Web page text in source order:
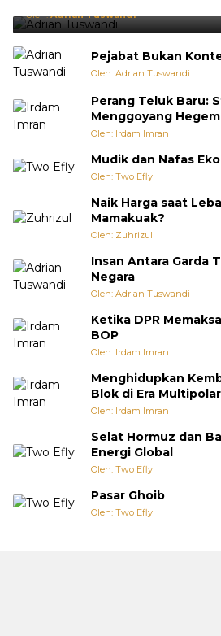
Oleh:Adrian Tuswandi
Pejabat Bukan
Oleh: Adrian Tuswandi
Perang Teluk Baru:
Menggoyang
Oleh: Irdam Imran
Mudik dan Nafas
Oleh: Two Efly
Naik Harga saat
Mamakuak?
Oleh: Zuhrizul
Insan Antara Garda
Negara
Oleh: Adrian Tuswandi
Ketika DPR
BOP
Oleh: Irdam Imran
Menghidupkan
Blok di Era Multipolar
Oleh: Irdam Imran
Selat Hormuz dan
Energi Global
Oleh: Two Efly
Pasar Ghoib
Oleh: Two Efly